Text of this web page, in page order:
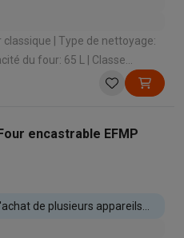
de nettoyage:
encastrable EFMP
de plusieurs appareils